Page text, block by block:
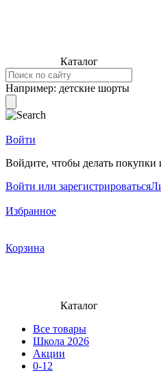
Каталог
Например: детские шорты
Войти
Войдите, чтобы делать покупки
Войти или зарегистрироваться
Избранное
Корзина
Каталог
Все товары
Школа 2026
Акции
0-12